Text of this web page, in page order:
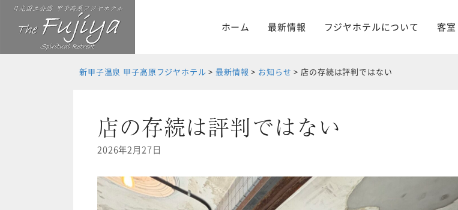
Skip
ホーム 最新情報 フジヤホテルについて 客室
新甲子温泉 甲子高原フジヤホテル > 最新情報 > お知らせ > 店の存続は評判ではない
店の存続は評判ではない
2026年2月27日